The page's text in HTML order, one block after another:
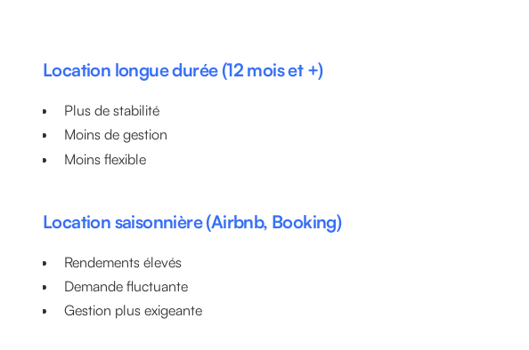
Location longue durée (12 mois et +)
Plus de stabilité
Moins de gestion
Moins flexible
Location saisonnière (Airbnb, Booking)
Rendements élevés
Demande fluctuante
Gestion plus exigeante